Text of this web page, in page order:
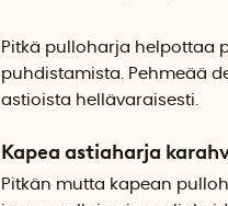
Pitkä pulloharja helpottaa
puhdistamista. Pehmeää
astioista hellävaraisesti.
Kapea astiaharja
Pitkän mutta kapean